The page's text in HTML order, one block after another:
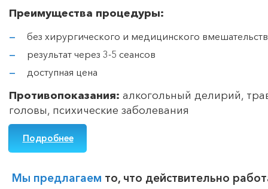
Преимущества процедуры:
без хирургического и медицинского
результат через 3-5 сеансов
доступная цена
Противопоказания: алкогольный делирий,
головы, психические заболевания
Подробнее
Мы предлагаем то, что действительно